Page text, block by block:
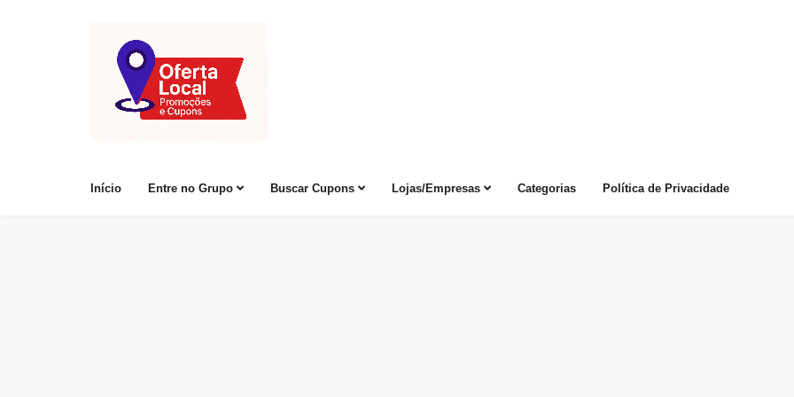
Início Entre no Grupo Buscar Cupons Lojas/Empresas Categorias Política de Privacidade